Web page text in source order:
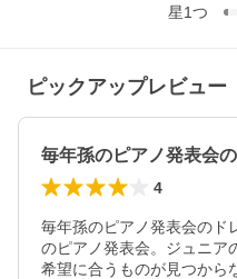
星1つ
ピックアップレビュー
4
毎年孫のピアノ発表会のド
のピアノ発表会。ジュニア
希望に合うものが見つから